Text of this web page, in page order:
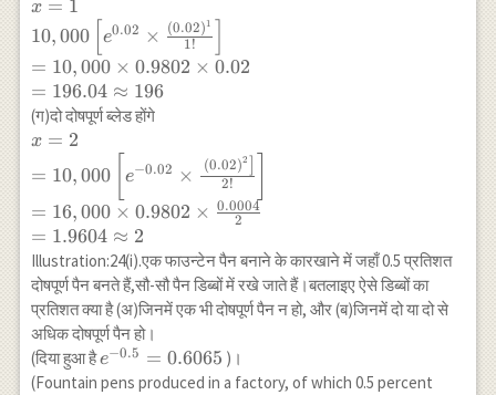
10,000
{0!}\right]=10000
\times 0.9802=9802
x=1 \\
10,000\left[e^{0.02}
\times
\frac{(0.02)^1}
{1!}\right] \\
=10,000 \times
0.9802 \times 0.02
\\ =196.04 \approx
x = 1
10,000 [e0.02 × 1!
(0.02) 1 ]
= 10,000 × 0.9802 × 0.02
= 196.04 ≈ 196
(ग)दो दोषपूर्ण ब्लेड होंगे
x=2 \\
=10,000\left[e^{-0.02}
\times \frac{\left.
(0.02)^2\right]}
{2!}\right] \\ =16,000
\times 0.9802 \times
\frac{0.0004}{2} \\
=1.9604 \approx 2
x = 2
= 10,000 e−0.02 × 2!
(0.02)2 ]
= 16,000 × 0.9802 × 2
0.0004
= 1.9604 ≈ 2
Illustration:24(i).एक फाउन्टेन पैन बनाने के कारखाने में जहाँ 0.5 प्रतिशत
दोषपूर्ण पैन बनते हैं,सौ-सौ पैन डिब्बों में रखे जाते हैं।बतलाइए ऐसे डिब्बों का
प्रतिशत क्या है (अ)जिनमें एक भी दोषपूर्ण पैन न हो, और (ब)जिनमें दो या दो से
अधिक दोषपूर्ण पैन हो।
(दिया हुआ हैe^{-0.5}=0.6065
e−0.5 = 0.6065 )।
(Fountain pens produced in a factory, of which 0.5 percent